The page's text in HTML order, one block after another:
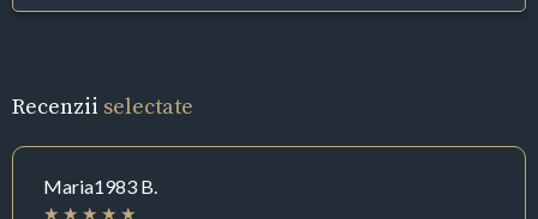
Recenzii selectate
Maria1983 B.